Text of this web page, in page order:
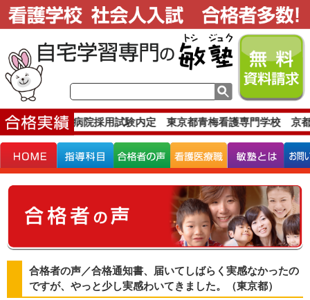
格実績です。病院採用試験内定 東京都青梅看護専門学校 京
合格者の声／合格通知書、届いてしばらく実感なかったの
ですが、やっと少し実感わいてきました。（東京都）